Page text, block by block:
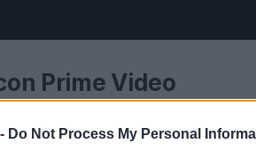
Do Not Process My Personal
Prime Video
trascorrere un weekend
le ultime novità del